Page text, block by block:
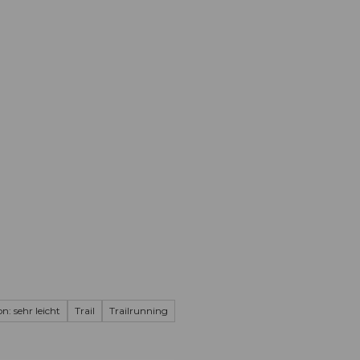
sehr leicht Trail Trailrunning